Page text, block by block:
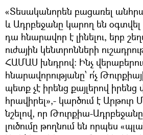
«Տեսականորեն բացառել
և Ադրբեջանը կարող են
դա հնարավոր է լինելու, երբ
ուժային կենտրոնների
ՀԱՄԱՍ խնդրով։ Ինչ
հնարավորությանը՝ ո՛չ
պետք չէ իրենց քայլերով իրենց
հրավիրել»,- կարծում է Արթուր
նշելով, որ Թուրքիա-
լուծումը թողնում են որպես